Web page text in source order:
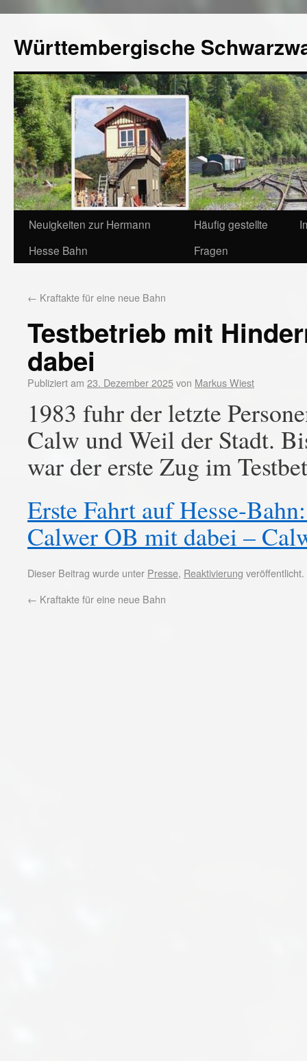
Württembergische
Neuigkeiten zur Hermann
Hesse Bahn
Häufig gestellte
Fragen
← Kraftakte für eine neue Bahn
Testbetrieb mit
dabei
Publiziert am 23. Dezember 2025von Markus Wiest
1983 fuhr der letzte
Calw und Weil der Stadt.
war der erste Zug im
Erste Fahrt auf Hesse-
Calwer OB mit dabei –
Dieser Beitrag wurde unter Presse, Reaktivierung
← Kraftakte für eine neue Bahn